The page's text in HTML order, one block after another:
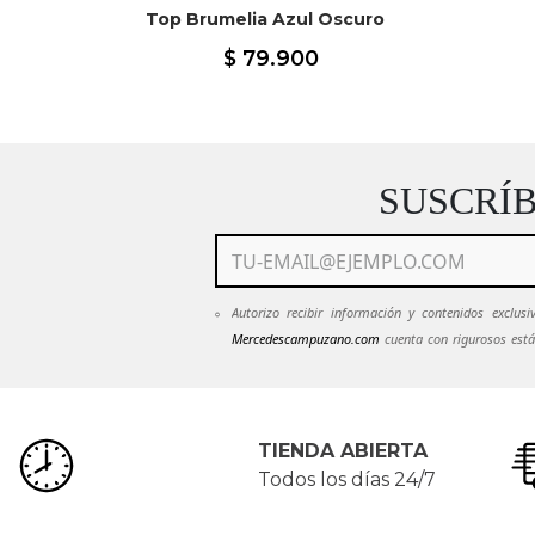
Top Brumelia Azul Oscuro
$ 79.900
Autorizo recibir información y contenidos
Mercedescampuzano.com cuenta con rigurosos
TIENDA ABIERTA
Todos los días 24/7